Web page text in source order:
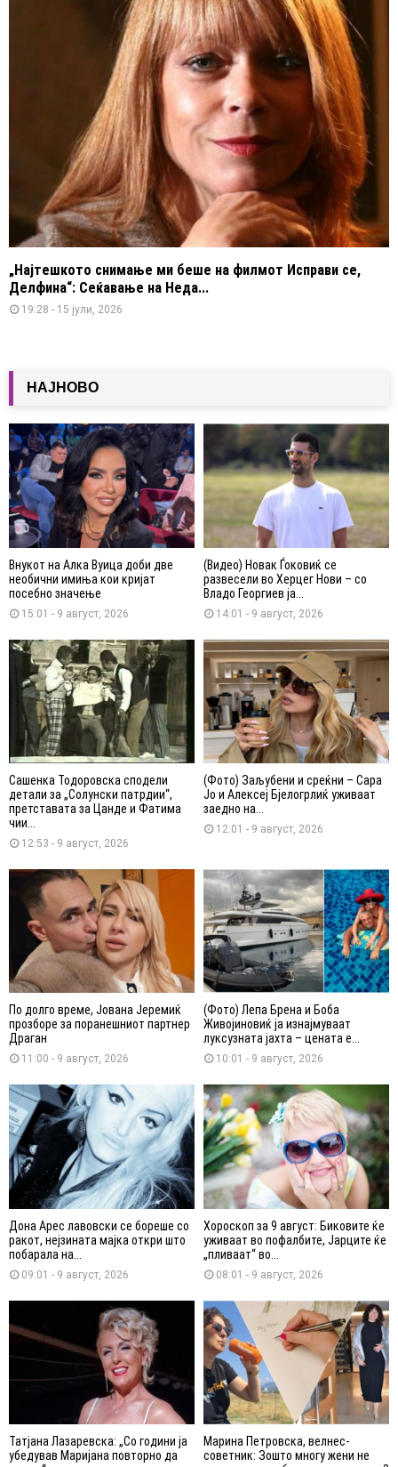
„Најтешкото снимање ми беше на филмот Исправи се,
Делфина“: Сеќавање на Неда...
19:28 - 15 јули, 2026
НАЈНОВО
Внукот на Алка Вуица доби две
необични имиња кои кријат
посебно значење
15:01 - 9 август, 2026
(Видео) Новак Ѓоковиќ се
развесели во Херцег Нови – со
Владо Георгиев ја...
14:01 - 9 август, 2026
Сашенка Тодоровска сподели
детали за „Солунски патрдии“,
претставата за Цанде и Фатима
чии...
12:53 - 9 август, 2026
(Фото) Заљубени и среќни – Сара
Јо и Алексеј Бјелогрлиќ уживаат
заедно на...
12:01 - 9 август, 2026
По долго време, Јована Јеремиќ
прозборе за поранешниот партнер
Драган
11:00 - 9 август, 2026
(Фото) Лепа Брена и Боба
Живојиновиќ ја изнајмуваат
луксузната јахта – цената е...
10:01 - 9 август, 2026
Дона Арес лавовски се бореше со
ракот, нејзината мајка откри што
побарала на...
09:01 - 9 август, 2026
Хороскоп за 9 август: Биковите ќе
уживаат во пофалбите, Јарците ќе
„пливаат“ во...
08:01 - 9 август, 2026
Татјана Лазаревска: „Со години ја
убедував Маријана повторно да
Марина Петровска, велнес-
советник: Зошто многу жени не